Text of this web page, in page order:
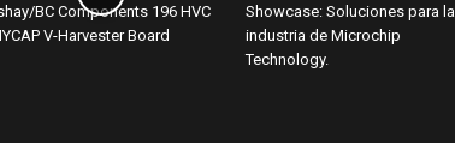
BC Components 196 HVC
V-Harvester Board
Showcase: Soluciones para la
industria de Microchip
Technology.